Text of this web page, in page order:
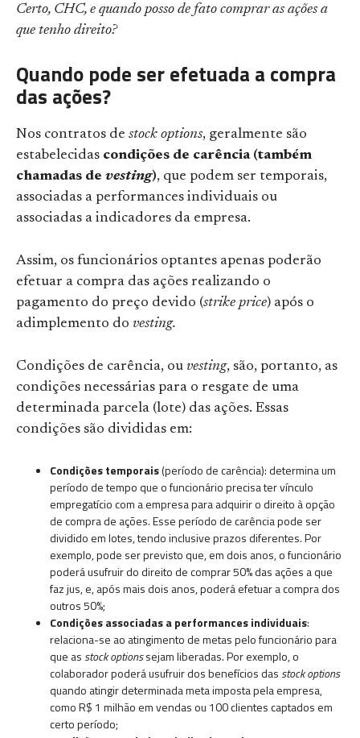
Certo, CHC, e quando posso de fato comprar as ações a
que tenho direito?
Quando pode ser efetuada a compra
das ações?
Nos contratos de stock options, geralmente são
estabelecidas condições de carência (também
chamadas de vesting), que podem ser temporais,
associadas a performances individuais ou
associadas a indicadores da empresa.
Assim, os funcionários optantes apenas poderão
efetuar a compra das ações realizando o
pagamento do preço devido (strike price) após o
adimplemento do vesting.
Condições de carência, ou vesting, são, portanto, as
condições necessárias para o resgate de uma
determinada parcela (lote) das ações. Essas
condições são divididas em:
Condições temporais(período de carência): determina um
período de tempo que o funcionário precisa ter vínculo
empregatício com a empresa para adquirir o direito à opção
de compra de ações. Esse período de carência pode ser
dividido em lotes, tendo inclusive prazos diferentes. Por
exemplo, pode ser previsto que, em dois anos, o funcionário
poderá usufruir do direito de comprar 50% das ações a que
faz jus, e, após mais dois anos, poderá efetuar a compra dos
outros 50%;
Condições associadas a performances individuais:
relaciona-se ao atingimento de metas pelo funcionário para
que asstock optionssejam liberadas. Por exemplo, o
colaborador poderá usufruir dos benefícios dasstock options
quando atingir determinada meta imposta pela empresa,
como R$ 1 milhão em vendas ou 100 clientes captados em
certo período;